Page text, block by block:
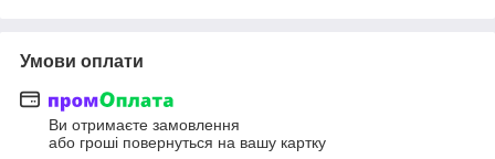
Умови оплати
Ви отримаєте замовлення
або гроші повернуться на вашу картку